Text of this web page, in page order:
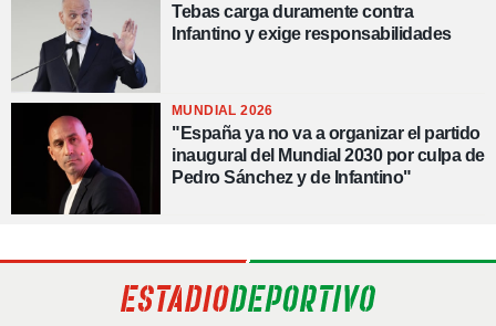
Tebas carga duramente contra
Infantino y exige responsabilidades
MUNDIAL 2026
"España ya no va a organizar el partido
inaugural del Mundial 2030 por culpa de
Pedro Sánchez y de Infantino"